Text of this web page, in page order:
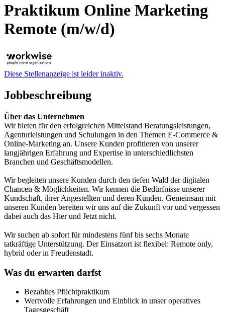
Praktikum Online Marketing
Remote (m/w/d)
Diese Stellenanzeige ist leider inaktiv.
Jobbeschreibung
Über das Unternehmen
Wir bieten für den erfolgreichen Mittelstand Beratungsleistungen,
Agenturleistungen und Schulungen in den Themen E-Commerce &
Online-Marketing an. Unsere Kunden profitieren von unserer
langjährigen Erfahrung und Expertise in unterschiedlichsten
Branchen und Geschäftsmodellen.
Wir begleiten unsere Kunden durch den tiefen Wald der digitalen
Chancen & Möglichkeiten. Wir kennen die Bedürfnisse unserer
Kundschaft, ihrer Angestellten und deren Kunden. Gemeinsam mit
unseren Kunden bereiten wir uns auf die Zukunft vor und vergessen
dabei auch das Hier und Jetzt nicht.
Wir suchen ab sofort für mindestens fünf bis sechs Monate
tatkräftige Unterstützung. Der Einsatzort ist flexibel: Remote only,
hybrid oder in Freudenstadt.
Was du erwarten darfst
Bezahltes Pflichtpraktikum
Wertvolle Erfahrungen und Einblick in unser operatives
Tagesgeschäft